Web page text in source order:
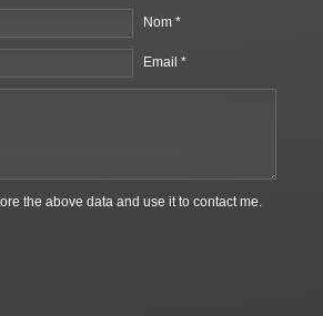
Nom *
Email *
the above data and use it to contact me.